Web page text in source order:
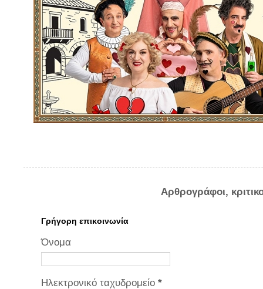
Αρθρογράφοι,
Γρήγορη επικοινωνία
Όνομα
Ηλεκτρονικό ταχυδρομείο *